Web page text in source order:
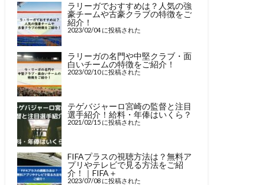
ラリーガでおすすめは？人気の強
豪チームや古豪クラブの特徴をご
紹介！
2023/02/04 に投稿された
ラリーガの名門や中堅クラブ・面
白いチームの特徴をご紹介！
2023/02/10 に投稿された
テゲバジャーロ宮崎の監督と注目
選手紹介！給料・年俸はいくら？
2021/02/15 に投稿された
FIFAプラスの視聴方法は？無料ア
プリやテレビで見る方法をご紹
介！｜FIFA＋
2023/07/08 に投稿された